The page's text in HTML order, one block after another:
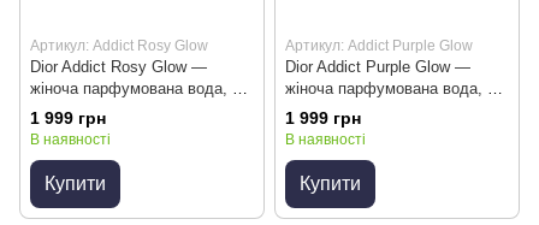
Артикул: Addict Rosy Glow
Dior Addict Rosy Glow —
жіноча парфумована вода, 50
мл
1 999 грн
В наявності
Купити
Артикул: Addict Purple Glow
Dior Addict Purple Glow —
жіноча парфумована вода, 50
мл
1 999 грн
В наявності
Купити